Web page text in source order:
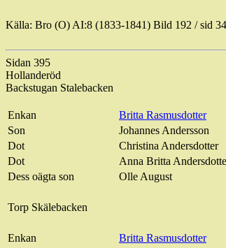
Källa: Bro (O) AI:8 (1833-1841) Bild 192 / sid
Sidan 395
Hollanderöd
Backstugan Stalebacken
Enkan Britta Rasmusdotter
Son
Johannes Andersson
Dot
Christina Andersdotter
Dot
Anna Britta
Dess oägta son Olle August
Torp Skälebacken
Enkan Britta Rasmusdotter